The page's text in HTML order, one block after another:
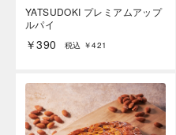
YATSUDOKI プレミアムアップ
ルパイ
￥390 税込 ￥421